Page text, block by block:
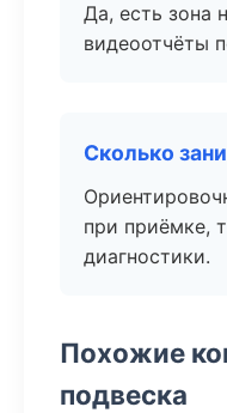
Да, есть зона
видеоотчёты
Сколько
при приёмке,
диагностики.
Похожие
подвеска